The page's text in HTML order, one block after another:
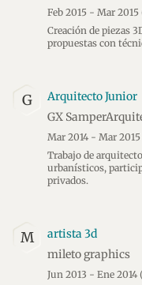
Feb 2015 - Mar 2015
Creación de piezas
propuestas con
G
Arquitecto Junior
GX
Mar 2014 - Mar 2015
Trabajo de
urbanísticos,
privados.
M
artista 3d
mileto graphics
Jun 2013 - Ene 2014